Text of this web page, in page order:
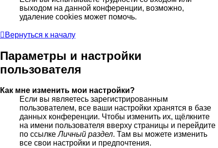
выходом на данной конференции, возможно,
удаление cookies может помочь.
Вернуться к началу
Параметры и настройки
пользователя
Как мне изменить мои настройки?
Если вы являетесь зарегистрированным
пользователем, все ваши настройки хранятся в базе
данных конференции. Чтобы изменить их, щёлкните
на имени пользователя вверху страницы и перейдите
по ссылкеЛичный раздел. Там вы можете изменить
все свои настройки и предпочтения.